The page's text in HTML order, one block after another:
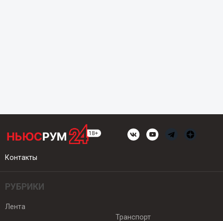
Контакты
РУБРИКИ
Лента
Транспорт